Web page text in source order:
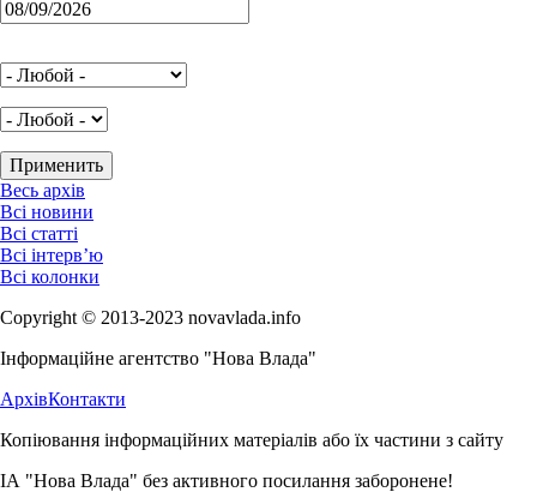
Весь архів
Всі новини
Всі статті
Всі інтерв’ю
Всі колонки
Copyright © 2013-2023 novavlada.info
Інформаційне агентство "Нова Влада"
АрхівКонтакти
Копіювання інформаційних матеріалів або їх частини з сайту
ІА "Нова Влада" без активного посилання заборонене!